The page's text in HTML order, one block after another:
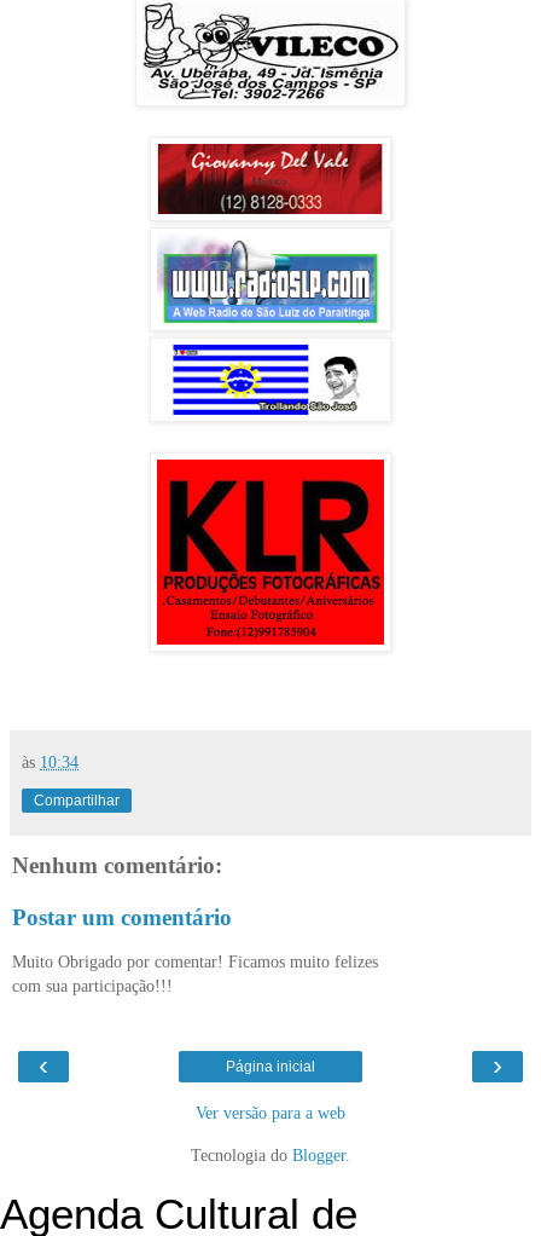
às 10:34
Compartilhar
Nenhum comentário:
Postar um comentário
Muito Obrigado por comentar! Ficamos muito felizes
com sua participação!!!
‹ ›
Página inicial
Ver versão para a web
Tecnologia do Blogger.
Agenda Cultural de